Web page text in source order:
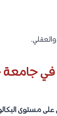
جامعة
على مستوى